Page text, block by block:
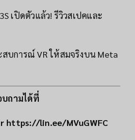
เปิดตัวแล้ว! รีวิวสเปคและ
สบการณ์ VR ให้สมจริงบน Meta
ถามได้ที่
https://lin.ee/MVuGWFC